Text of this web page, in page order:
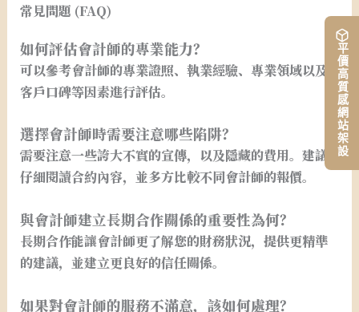
平價高質感網站架設
常見問題 (FAQ)
如何評估會計師的專業能力？
可以參考會計師的專業證照、執業經驗、專業領域以及
客戶口碑等因素進行評估。
選擇會計師時需要注意哪些陷阱？
需要注意一些誇大不實的宣傳，以及隱藏的費用。建議
仔細閱讀合約內容，並多方比較不同會計師的報價。
與會計師建立長期合作關係的重要性為何？
長期合作能讓會計師更了解您的財務狀況，提供更精準
的建議，並建立更良好的信任關係。
如果對會計師的服務不滿意，該如何處理？